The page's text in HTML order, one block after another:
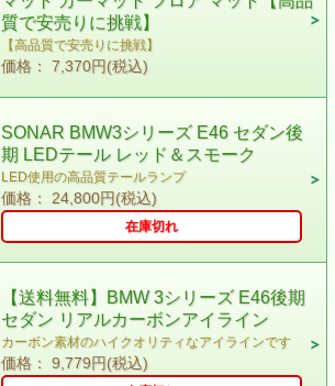
質で安売りに挑戦】
【高品質で安売りに挑戦】
価格： 7,370円(税込)
SONAR BMW3シリーズ E46 セダン後
期 LEDテール レッド＆スモーク
LED使用の高品質テールランプ
価格： 24,800円(税込)
在庫切れ
【送料無料】BMW 3シリーズ E46後期
セダン リアルカーボンアイライン
カーボン素材のハイクオリティなアイラインです
価格： 9,779円(税込)